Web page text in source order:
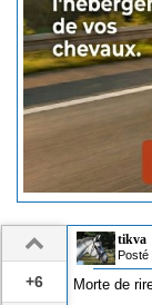
+6
tikva
Morte de